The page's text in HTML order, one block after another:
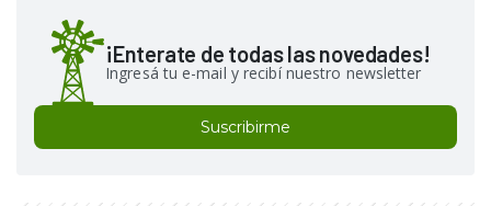
¡Enterate de todas las novedades!
Ingresá tu e-mail y recibí nuestro newsletter
Suscribirme